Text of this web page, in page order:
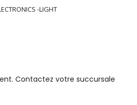
-LIGHT
Contactez votre succursale